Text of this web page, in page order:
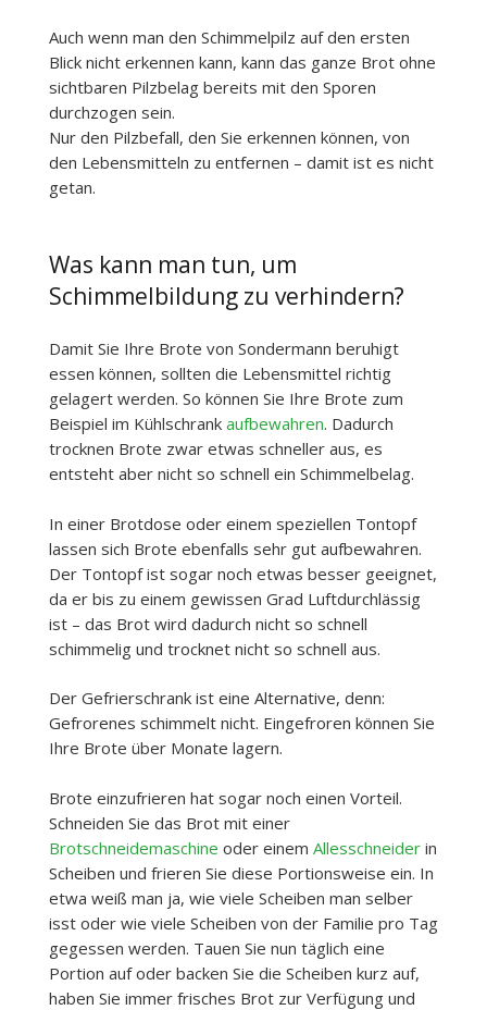
Auch wenn man den Schimmelpilz auf den ersten
Blick nicht erkennen kann, kann das ganze Brot ohne
sichtbaren Pilzbelag bereits mit den Sporen
durchzogen sein.
Nur den Pilzbefall, den Sie erkennen können, von
den Lebensmitteln zu entfernen – damit ist es nicht
getan.
Was kann man tun, um
Schimmelbildung zu verhindern?
Damit Sie Ihre Brote von Sondermann beruhigt
essen können, sollten die Lebensmittel richtig
gelagert werden. So können Sie Ihre Brote zum
Beispiel im Kühlschrank aufbewahren. Dadurch
trocknen Brote zwar etwas schneller aus, es
entsteht aber nicht so schnell ein Schimmelbelag.
In einer Brotdose oder einem speziellen Tontopf
lassen sich Brote ebenfalls sehr gut aufbewahren.
Der Tontopf ist sogar noch etwas besser geeignet,
da er bis zu einem gewissen Grad Luftdurchlässig
ist – das Brot wird dadurch nicht so schnell
schimmelig und trocknet nicht so schnell aus.
Der Gefrierschrank ist eine Alternative, denn:
Gefrorenes schimmelt nicht. Eingefroren können Sie
Ihre Brote über Monate lagern.
Brote einzufrieren hat sogar noch einen Vorteil.
Schneiden Sie das Brot mit einer
Brotschneidemaschine oder einem Allesschneider in
Scheiben und frieren Sie diese Portionsweise ein. In
etwa weiß man ja, wie viele Scheiben man selber
isst oder wie viele Scheiben von der Familie pro Tag
gegessen werden. Tauen Sie nun täglich eine
Portion auf oder backen Sie die Scheiben kurz auf,
haben Sie immer frisches Brot zur Verfügung und